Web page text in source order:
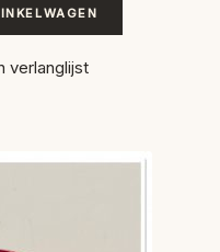
verlanglijst